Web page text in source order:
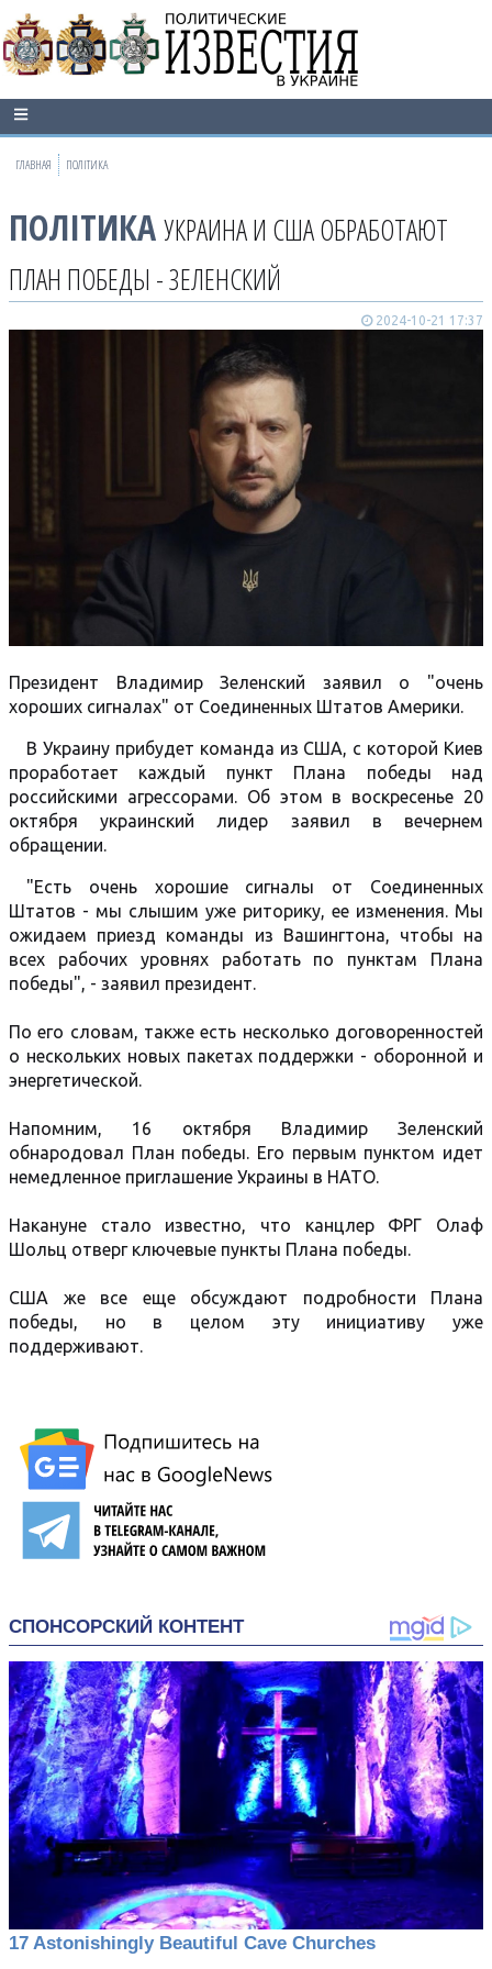
ГЛАВНАЯ ПОЛІТИКА
ПОЛІТИКА УКРАИНА И США ОБРАБОТАЮТ
ПЛАН ПОБЕДЫ - ЗЕЛЕНСКИЙ
2024-10-21 17:37
Президент Владимир Зеленский заявил о "очень
хороших сигналах" от Соединенных Штатов Америки.
В Украину прибудет команда из США, с которой Киев
проработает каждый пункт Плана победы над
российскими агрессорами. Об этом в воскресенье 20
октября украинский лидер заявил в вечернем
обращении.
"Есть очень хорошие сигналы от Соединенных
Штатов - мы слышим уже риторику, ее изменения. Мы
ожидаем приезд команды из Вашингтона, чтобы на
всех рабочих уровнях работать по пунктам Плана
победы", - заявил президент.
По его словам, также есть несколько договоренностей
о нескольких новых пакетах поддержки - оборонной и
энергетической.
Напомним, 16 октября Владимир Зеленский
обнародовал План победы. Его первым пунктом идет
немедленное приглашение Украины в НАТО.
Накануне стало известно, что канцлер ФРГ Олаф
Шольц отверг ключевые пункты Плана победы.
США же все еще обсуждают подробности Плана
победы, но в целом эту инициативу уже
поддерживают.